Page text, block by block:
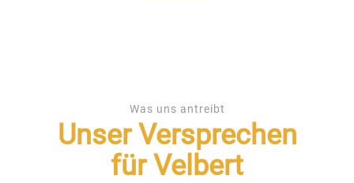
Was uns antreibt
Unser Versprechen
für Velbert